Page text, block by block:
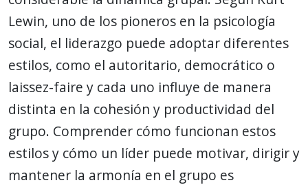
Lewin, uno de los pioneros en la psicología
social, el liderazgo puede adoptar diferentes
estilos, como el autoritario, democrático o
laissez-faire y cada uno influye de manera
distinta en la cohesión y productividad del
grupo. Comprender cómo funcionan estos
estilos y cómo un líder puede motivar, dirigir y
mantener la armonía en el grupo es